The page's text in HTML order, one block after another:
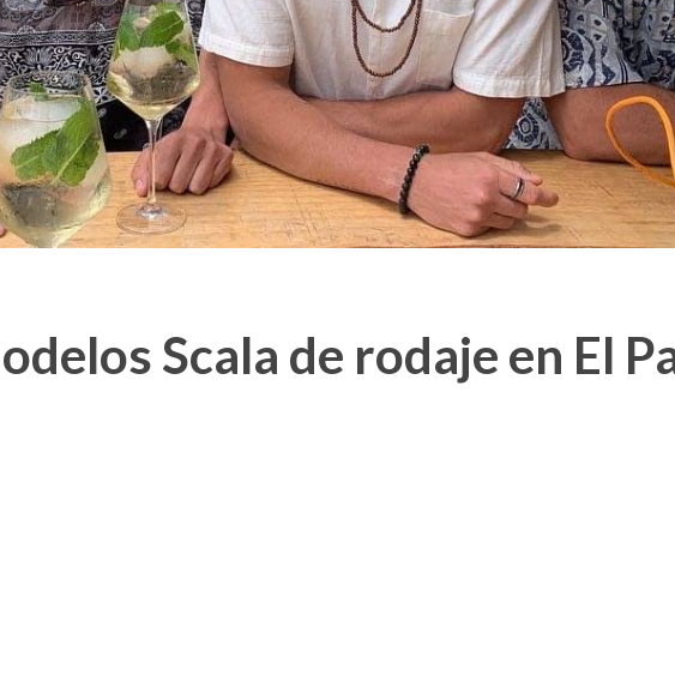
Scala de rodaje en El